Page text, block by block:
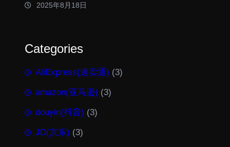
2025年8月18日
Categories
AliExpress(速卖通) (3)
amazon(亚马逊) (3)
douyin(抖音) (3)
JD(京东) (3)